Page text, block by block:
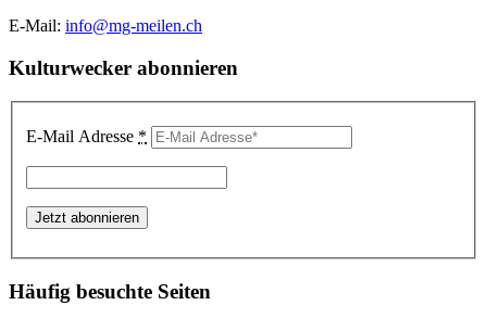
E-Mail: info@mg-meilen.ch
Kulturwecker abonnieren
E-Mail Adresse *
Häufig besuchte Seiten